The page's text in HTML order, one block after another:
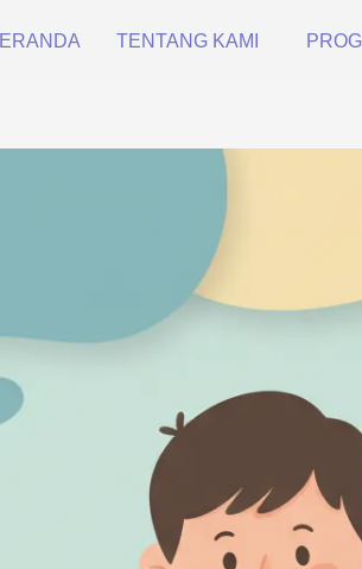
TENTANG KAMI